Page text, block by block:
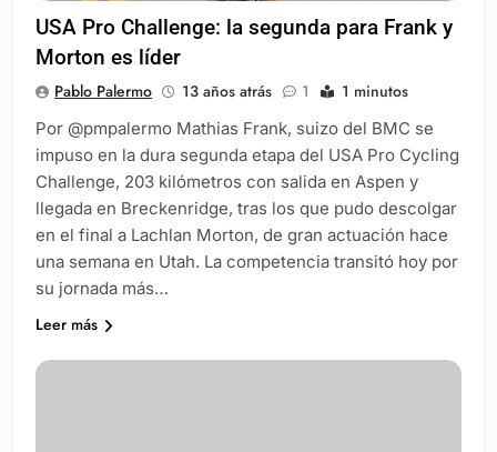
USA Pro Challenge: la segunda para Frank y
Morton es líder
Pablo Palermo 13 años atrás 1 1 minutos
Por @pmpalermo Mathias Frank, suizo del BMC se
impuso en la dura segunda etapa del USA Pro Cycling
Challenge, 203 kilómetros con salida en Aspen y
llegada en Breckenridge, tras los que pudo descolgar
en el final a Lachlan Morton, de gran actuación hace
una semana en Utah. La competencia transitó hoy por
su jornada más…
Leer más